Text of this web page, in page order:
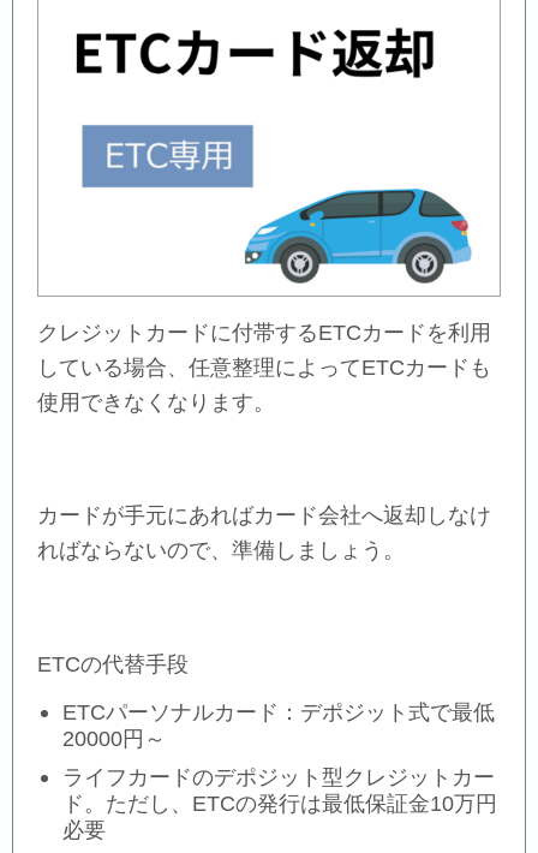
クレジットカードに付帯するETCカードを利用
している場合、任意整理によってETCカードも
使用できなくなります。
カードが手元にあればカード会社へ返却しなけ
ればならないので、準備しましょう。
ETCの代替手段
ETCパーソナルカード：デポジット式で最低
20000円～
ライフカードのデポジット型クレジットカー
ド。ただし、ETCの発行は最低保証金10万円
必要